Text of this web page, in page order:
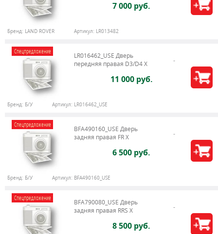
7 000 руб.
Бренд: LAND ROVER Артикул: LR013482
Спецпредложение
LR016462_USE Дверь
передняя правая D3/D4 Х
11 000 руб.
Бренд: Б/У Артикул: LR016462_USE
Спецпредложение
BFA490160_USE Дверь
задняя правая FR X
6 500 руб.
Бренд: Б/У Артикул: BFA490160_USE
Спецпредложение
BFA790080_USE Дверь
задняя правая RRS X
8 500 руб.